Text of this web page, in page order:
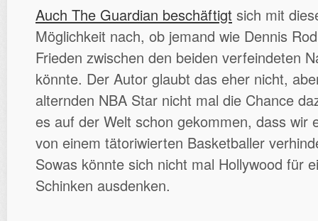
Auch The Guardian beschäftigt sich mit
Möglichkeit nach, ob jemand wie Dennis
Frieden zwischen den beiden verfeindeten
könnte. Der Autor glaubt das eher nicht,
alternden NBA Star nicht mal die Chance
es auf der Welt schon gekommen, dass wir
von einem tätoriwierten Basketballer
Sowas könnte sich nicht mal Hollywood für
Schinken ausdenken.